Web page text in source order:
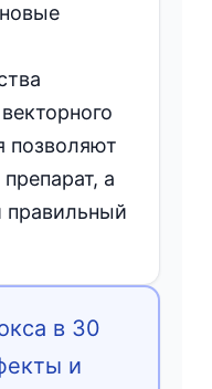
позволяют
а
правильный
в 30
и